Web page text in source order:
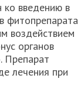
ко введению в
фитопрепарата
воздействием
органов
Препарат
лечения при